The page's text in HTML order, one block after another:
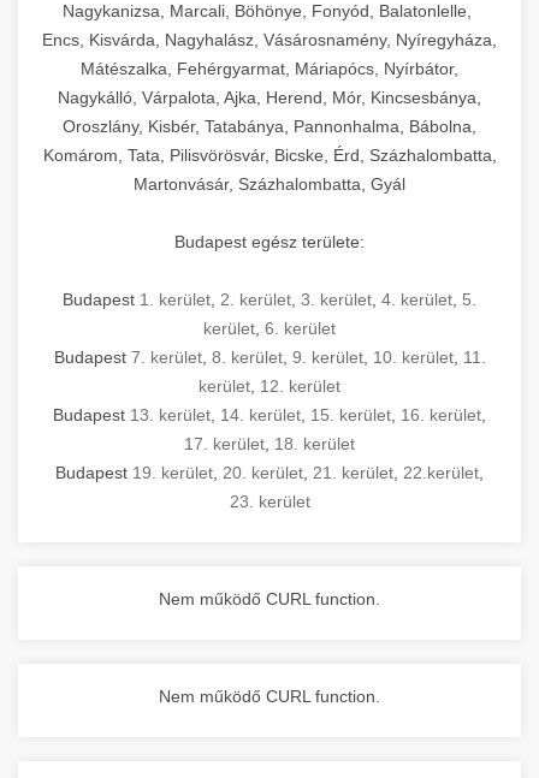
Nagykanizsa, Marcali, Böhönye, Fonyód, Balatonlelle,
Encs, Kisvárda, Nagyhalász, Vásárosnamény, Nyíregyháza,
Mátészalka, Fehérgyarmat, Máriapócs, Nyírbátor,
Nagykálló, Várpalota, Ajka, Herend, Mór, Kincsesbánya,
Oroszlány, Kisbér, Tatabánya, Pannonhalma, Bábolna,
Komárom, Tata, Pilisvörösvár, Bicske, Érd, Százhalombatta,
Martonvásár, Százhalombatta, Gyál
Budapest egész területe:
Budapest 1. kerület 2. kerület 3. kerület 4. kerület 5.
kerület 6. kerület
Budapest 7. kerület, 8. kerület, 9. kerület, 10. kerület, 11.
kerület 12. kerület
Budapest 13. kerület 14. kerület 15. kerület 16. kerület
17. kerület 18. kerület
Budapest 19. kerület 20. kerület 21. kerület 22.kerület
23. kerület
Nem működő CURL function.
Nem működő CURL function.